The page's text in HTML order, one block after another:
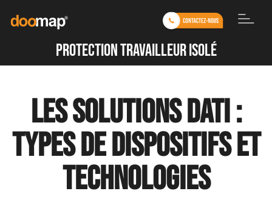
protection travailleur isolé
Les solutions DATI :
types de dispositifs et
technologies